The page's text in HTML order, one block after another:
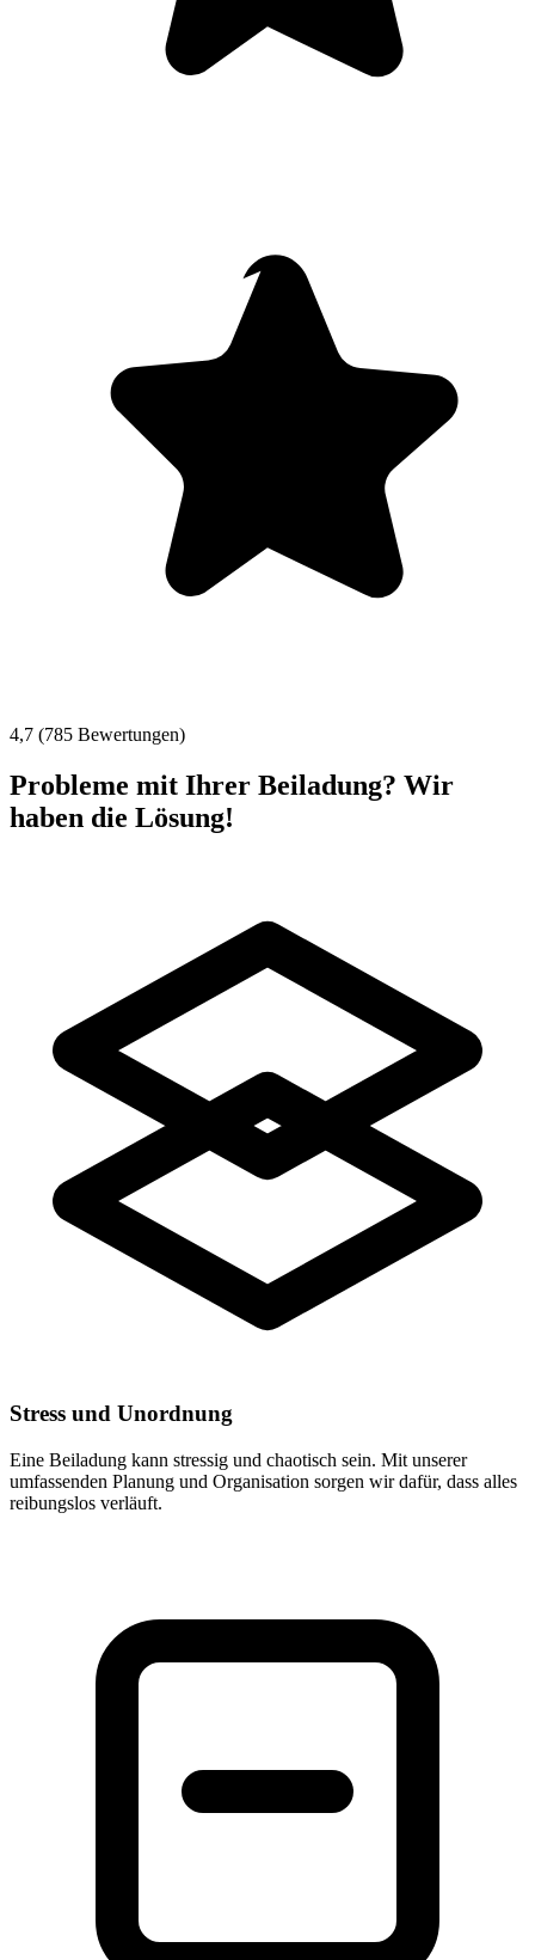
4,7 (785 Bewertungen)
Probleme mit Ihrer Beiladung? Wir
haben die Lösung!
Stress und Unordnung
Eine Beiladung kann stressig und chaotisch sein. Mit unserer
umfassenden Planung und Organisation sorgen wir dafür, dass alles
reibungslos verläuft.